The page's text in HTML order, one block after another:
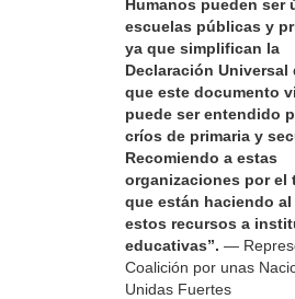
Humanos pueden ser
escuelas públicas y
ya que simplifican la
Declaración Universal
que este documento
puede ser entendido
críos de primaria y
Recomiendo a estas
organizaciones por el
que están haciendo al
estos recursos a
educativas”. —
Coalición por unas
Unidas Fuertes